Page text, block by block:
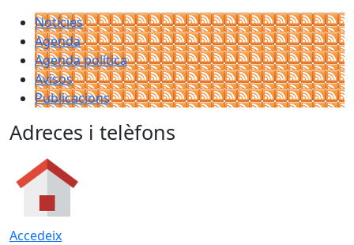
Notícies
Agenda
Agenda política
Avisos
Publicacions
Adreces i telèfons
Accedeix